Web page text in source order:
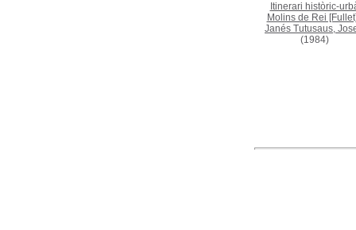
Itinerari històric-
Molins de Rei
Janés Tutusaus,
(1984)